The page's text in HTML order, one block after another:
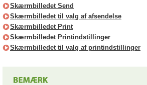
Skærmbilledet Send
Skærmbilledet til valg af afsendelse
Skærmbilledet Print
Skærmbilledet Printindstillinger
Skærmbilledet til valg af printindstillinger